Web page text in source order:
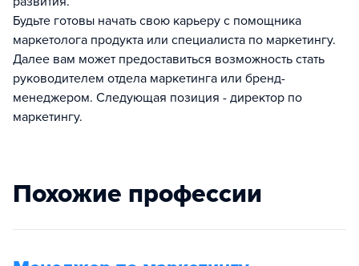
Будьте готовы начать свою карьеру с помощника
маркетолога продукта или специалиста по маркетингу.
Далее вам может предоставиться возможность стать
руководителем отдела маркетинга или бренд-
менеджером. Следующая позиция - директор по
маркетингу.
Похожие профессии